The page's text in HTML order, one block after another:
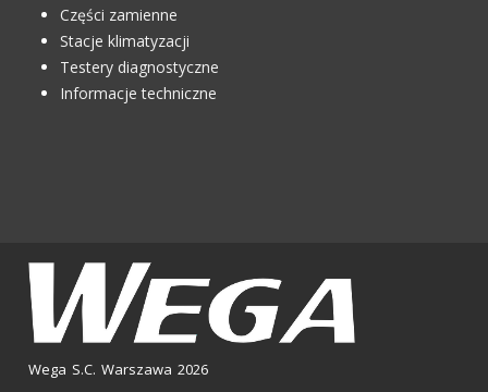
Części zamienne
Stacje klimatyzacji
Testery diagnostyczne
Informacje techniczne
Wega S.C. Warszawa 2026